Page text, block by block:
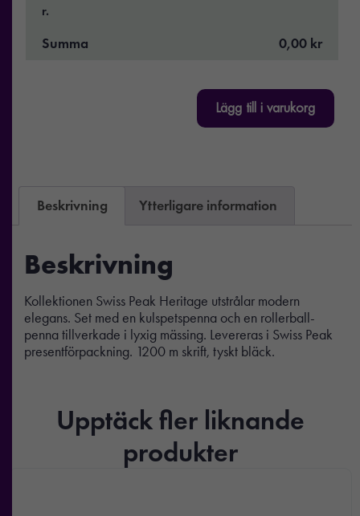
r.
Summa 0,00 kr
Lägg till i varukorg
Beskrivning Ytterligare information
Beskrivning
Kollektionen Swiss Peak Heritage utstrålar modern
elegans. Set med en kulspetspenna och en rollerball-
penna tillverkade i lyxig mässing. Levereras i Swiss Peak
presentförpackning. 1200 m skrift, tyskt bläck.
Upptäck fler liknande
produkter